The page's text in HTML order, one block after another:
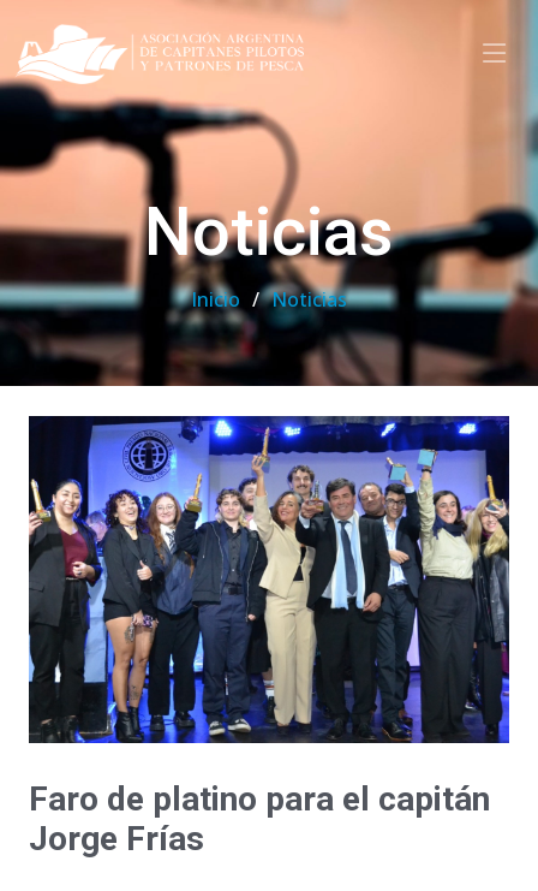
Noticias
Inicio Noticias
Faro de platino para el capitán
Jorge Frías